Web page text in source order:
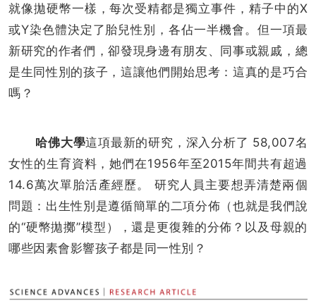
就像拋硬幣一樣，每次受精都是獨立事件，精子中的X
或Y染色體決定了胎兒性別，各佔一半機會。但一項最
新研究的作者們，卻發現身邊有朋友、同事或親戚，總
是生同性別的孩子，這讓他們開始思考：這真的是巧合
嗎？
哈佛大學這項最新的研究，深入分析了 58,007名
女性的生育資料，她們在1956年至2015年間共有超過
14.6萬次單胎活產經歷。 研究人員主要想弄清楚兩個
問題：出生性別是遵循簡單的二項分佈（也就是我們說
的“硬幣拋擲”模型），還是更復雜的分佈？以及母親的
哪些因素會影響孩子都是同一性別？